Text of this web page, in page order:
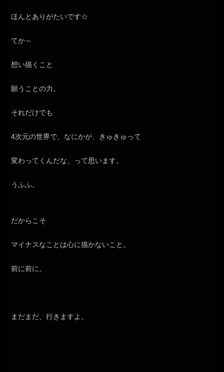
ほんとありがたいです☆
てか～
想い描くこと
願うことの力。
それだけでも
4次元の世界で、なにかが、きゅきゅって
変わってくんだな、って思います。
うふふ。
だからこそ
マイナスなことは心に描かないこと。
前に前に。
まだまだ、行きますよ。